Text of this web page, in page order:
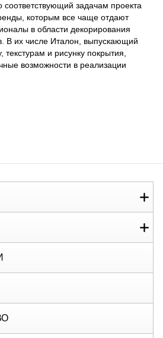
задачам проекта
которым все чаще отдают
в области декорирования
В их числе Италон, выпускающий
текстурам и рисунку покрытия,
возможности в реализации